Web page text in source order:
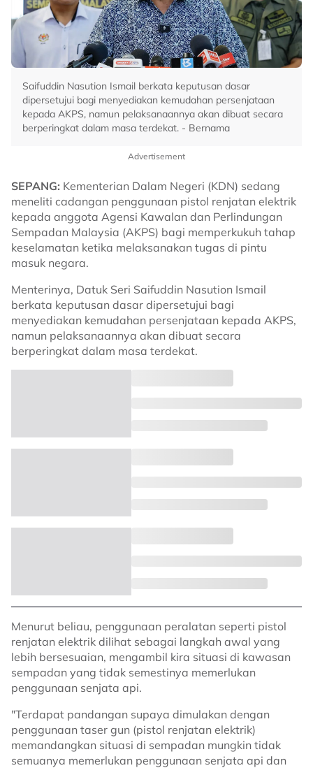
Saifuddin Nasution Ismail berkata keputusan dasar
dipersetujui bagi menyediakan kemudahan persenjataan
kepada AKPS, namun pelaksanaannya akan dibuat secara
berperingkat dalam masa terdekat. - Bernama
Advertisement
SEPANG: Kementerian Dalam Negeri (KDN) sedang
meneliti cadangan penggunaan pistol renjatan elektrik
kepada anggota Agensi Kawalan dan Perlindungan
Sempadan Malaysia (AKPS) bagi memperkukuh tahap
keselamatan ketika melaksanakan tugas di pintu
masuk negara.
Menterinya, Datuk Seri Saifuddin Nasution Ismail
berkata keputusan dasar dipersetujui bagi
menyediakan kemudahan persenjataan kepada AKPS,
namun pelaksanaannya akan dibuat secara
berperingkat dalam masa terdekat.
Menurut beliau, penggunaan peralatan seperti pistol
renjatan elektrik dilihat sebagai langkah awal yang
lebih bersesuaian, mengambil kira situasi di kawasan
sempadan yang tidak semestinya memerlukan
penggunaan senjata api.
"Terdapat pandangan supaya dimulakan dengan
penggunaan taser gun (pistol renjatan elektrik)
memandangkan situasi di sempadan mungkin tidak
semuanya memerlukan penggunaan senjata api dan